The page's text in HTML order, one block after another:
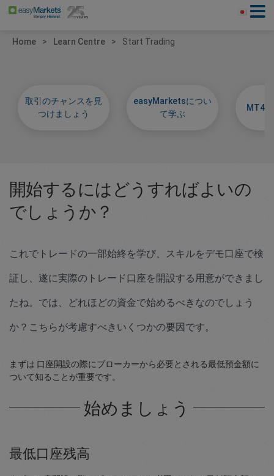
Home Learn Centre Start Trading
取引のチャンスを見
つけましょう
easyMarketsについ
て学ぶ
MT4
開始するにはどうすればよいの
でしょうか？
これでトレードの一部始終を学び、スキルをデモ口座で検
証し、遂に実際のトレード口座を開設する用意ができまし
たね。では、どれほどの資金で始めるべきなのでしょう
か？こちらが考慮すべきいくつかの要因です。
まずは 口座開設の際にブローカーから必要とされる最低預金額に
ついて知ることが重要です。
始めましょう
最低口座残高